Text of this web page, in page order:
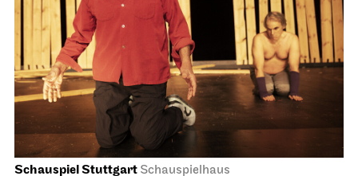
Schauspiel Stuttgart Schauspielhaus